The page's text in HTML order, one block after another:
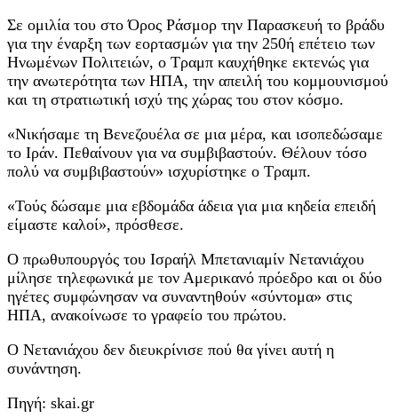
Σε ομιλία του στο Όρος Ράσμορ την Παρασκευή το βράδυ
για την έναρξη των εορτασμών για την 250ή επέτειο των
Ηνωμένων Πολιτειών, ο Τραμπ καυχήθηκε εκτενώς για
την ανωτερότητα των ΗΠΑ, την απειλή του κομμουνισμού
και τη στρατιωτική ισχύ της χώρας του στον κόσμο.
«Νικήσαμε τη Βενεζουέλα σε μια μέρα, και ισοπεδώσαμε
το Ιράν. Πεθαίνουν για να συμβιβαστούν. Θέλουν τόσο
πολύ να συμβιβαστούν» ισχυρίστηκε ο Τραμπ.
«Τούς δώσαμε μια εβδομάδα άδεια για μια κηδεία επειδή
είμαστε καλοί», πρόσθεσε.
Ο πρωθυπουργός του Ισραήλ Μπετανιαμίν Νετανιάχου
μίλησε τηλεφωνικά με τον Αμερικανό πρόεδρο και οι δύο
ηγέτες συμφώνησαν να συναντηθούν «σύντομα» στις
ΗΠΑ, ανακοίνωσε το γραφείο του πρώτου.
Ο Νετανιάχου δεν διευκρίνισε πού θα γίνει αυτή η
συνάντηση.
Πηγή: skai.gr